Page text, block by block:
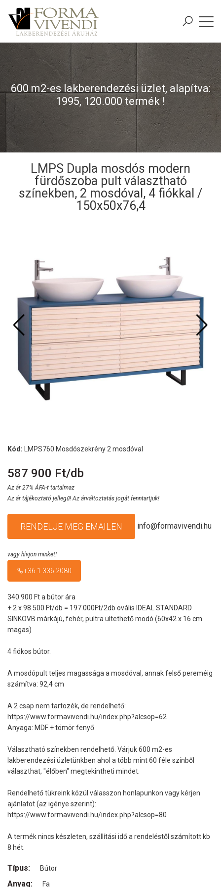
600 m2-es lakberendezési üzlet, alapítva:
1995, 120.000 termék !
LMPS Dupla mosdós modern
fürdőszoba pult választható
színekben, 2 mosdóval, 4 fiókkal /
150x50x76,4
Kód: LMPS760 Mosdószekrény 2 mosdóval
587 900 Ft/db
Az ár 27% ÁFA-t tartalmaz
Az ár tájékoztató jellegű! Az árváltoztatás jogát fenntartjuk!
RENDELJE MEG EMAILEN info@formavivendi.hu
vagy hívjon minket!
+36 1 336 2080
340.900 Ft a bútor ára
+ 2 x 98.500 Ft/db = 197.000Ft/2db ovális IDEAL STANDARD
SINKOVB márkájú, fehér, pultra ültethető modó (60x42 x 16 cm
magas)
4 fiókos bútor.
A mosdópult teljes magassága a mosdóval, annak felső pereméig
számítva: 92,4 cm
A 2 csap nem tartozék, de rendelhető:
https://www.formavivendi.hu/index.php?alcsop=62
Anyaga: MDF + tömör fenyő
Választható színekben rendelhető. Várjuk 600 m2-es
lakberendezési üzletünkben ahol a több mint 60 féle színből
választhat, "élőben" megtekintheti mindet.
Rendelhető tükreink közül válasszon honlapunkon vagy kérjen
ajánlatot (az igénye szerint):
https://www.formavivendi.hu/index.php?alcsop=80
A termék nincs készleten, szállítási idő a rendeléstől számított kb
8 hét.
Típus: Bútor
Anyag: Fa